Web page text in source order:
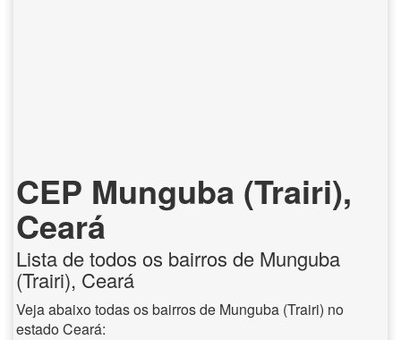
CEP Munguba (Trairi),
Ceará
Lista de todos os bairros de Munguba
(Trairi), Ceará
Veja abaixo todas os bairros de Munguba (Trairi) no
estado Ceará: